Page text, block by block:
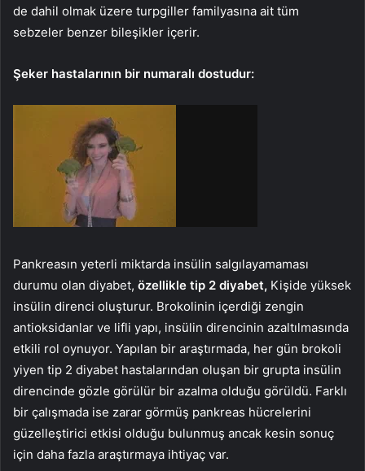
de dahil olmak üzere turpgiller familyasına ait tüm
sebzeler benzer bileşikler içerir.
Şeker hastalarının bir numaralı dostudur:
Pankreasın yeterli miktarda insülin salgılayamaması
durumu olan diyabet, özellikle tip 2 diyabet, Kişide yüksek
insülin direnci oluşturur. Brokolinin içerdiği zengin
antioksidanlar ve lifli yapı, insülin direncinin azaltılmasında
etkili rol oynuyor. Yapılan bir araştırmada, her gün brokoli
yiyen tip 2 diyabet hastalarından oluşan bir grupta insülin
direncinde gözle görülür bir azalma olduğu görüldü. Farklı
bir çalışmada ise zarar görmüş pankreas hücrelerini
güzelleştirici etkisi olduğu bulunmuş ancak kesin sonuç
için daha fazla araştırmaya ihtiyaç var.